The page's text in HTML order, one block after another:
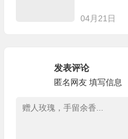
04月21日
发表评论
匿名网友 填写信息